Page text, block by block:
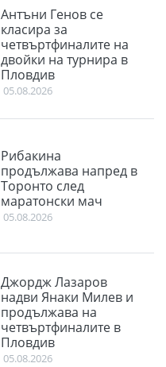
Антъни Генов се
класира за
четвъртфиналите на
двойки на турнира в
Пловдив
05.08.2026
Рибакина
продължава напред в
Торонто след
маратонски мач
05.08.2026
Джордж Лазаров
надви Янаки Милев и
продължава на
четвъртфиналите в
Пловдив
05.08.2026